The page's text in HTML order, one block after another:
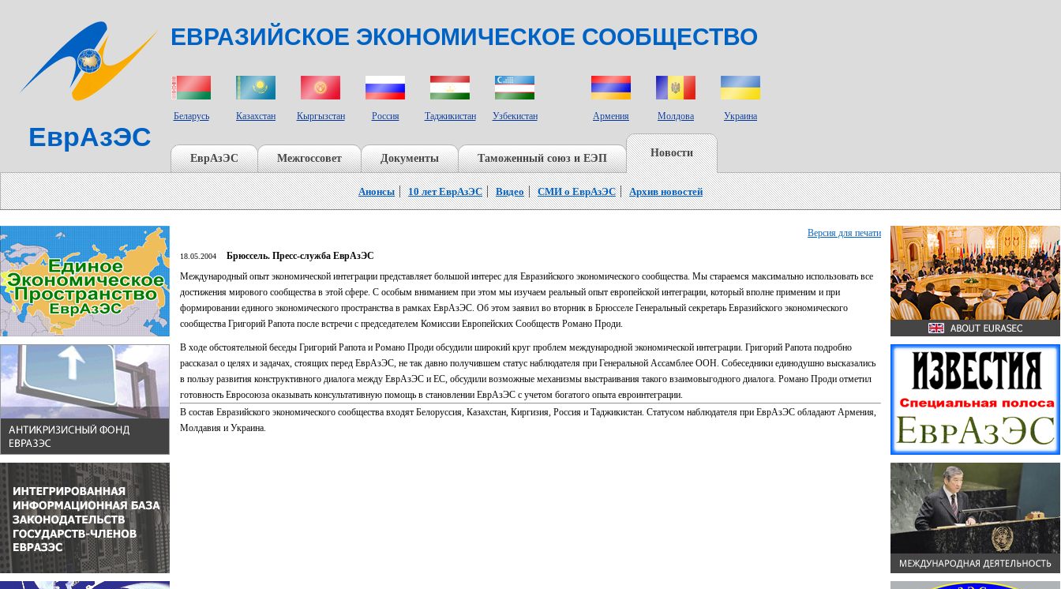
ЕВРАЗИЙСКОЕ ЭКОНОМИЧЕСКОЕ СООБЩЕСТВО
ЕврАзЭС
Беларусь Казахстан Кыргызстан Россия Таджикистан Узбекистан Армения Молдова Украина
ЕврАзЭС Межгоссовет Документы Таможенный союз и ЕЭП Новости
Анонсы 10 лет ЕврАзЭС Видео СМИ о ЕврАзЭС Архив новостей
Версия для печати
18.05.2004
Брюссель. Пресс-служба ЕврАзЭС
Международный опыт экономической интеграции представляет большой интерес для Евразийского экономического сообщества. Мы стараемся максимально использовать все
достижения мирового сообщества в этой сфере. С особым вниманием при этом мы изучаем реальный опыт европейской интеграции, который вполне применим и при
формировании единого экономического пространства в рамках ЕврАзЭС. Об этом заявил во вторник в Брюсселе Генеральный секретарь Евразийского экономического
сообщества Григорий Рапота после встречи с председателем Комиссии Европейских Сообществ Романо Проди.
В ходе обстоятельной беседы Григорий Рапота и Романо Проди обсудили широкий круг проблем международной экономической интеграции. Григорий Рапота подробно
рассказал о целях и задачах, стоящих перед ЕврАзЭС, не так давно получившем статус наблюдателя при Генеральной Ассамблее ООН. Собеседники единодушно высказались
в пользу развития конструктивного диалога между ЕврАзЭС и ЕС, обсудили возможные механизмы выстраивания такого взаимовыгодного диалога. Романо Проди отметил
готовность Евросоюза оказывать консультативную помощь в становлении ЕврАзЭС с учетом богатого опыта евроинтеграции.
В состав Евразийского экономического сообщества входят Белоруссия, Казахстан, Киргизия, Россия и Таджикистан. Статусом наблюдателя при ЕврАзЭС обладают Армения,
Молдавия и Украина.